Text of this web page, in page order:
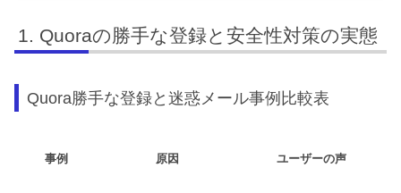
Quoraの勝手な登録と安全性対策の実態
Quora勝手な登録と迷惑メール事例比較表
事例 原因 ユーザーの声